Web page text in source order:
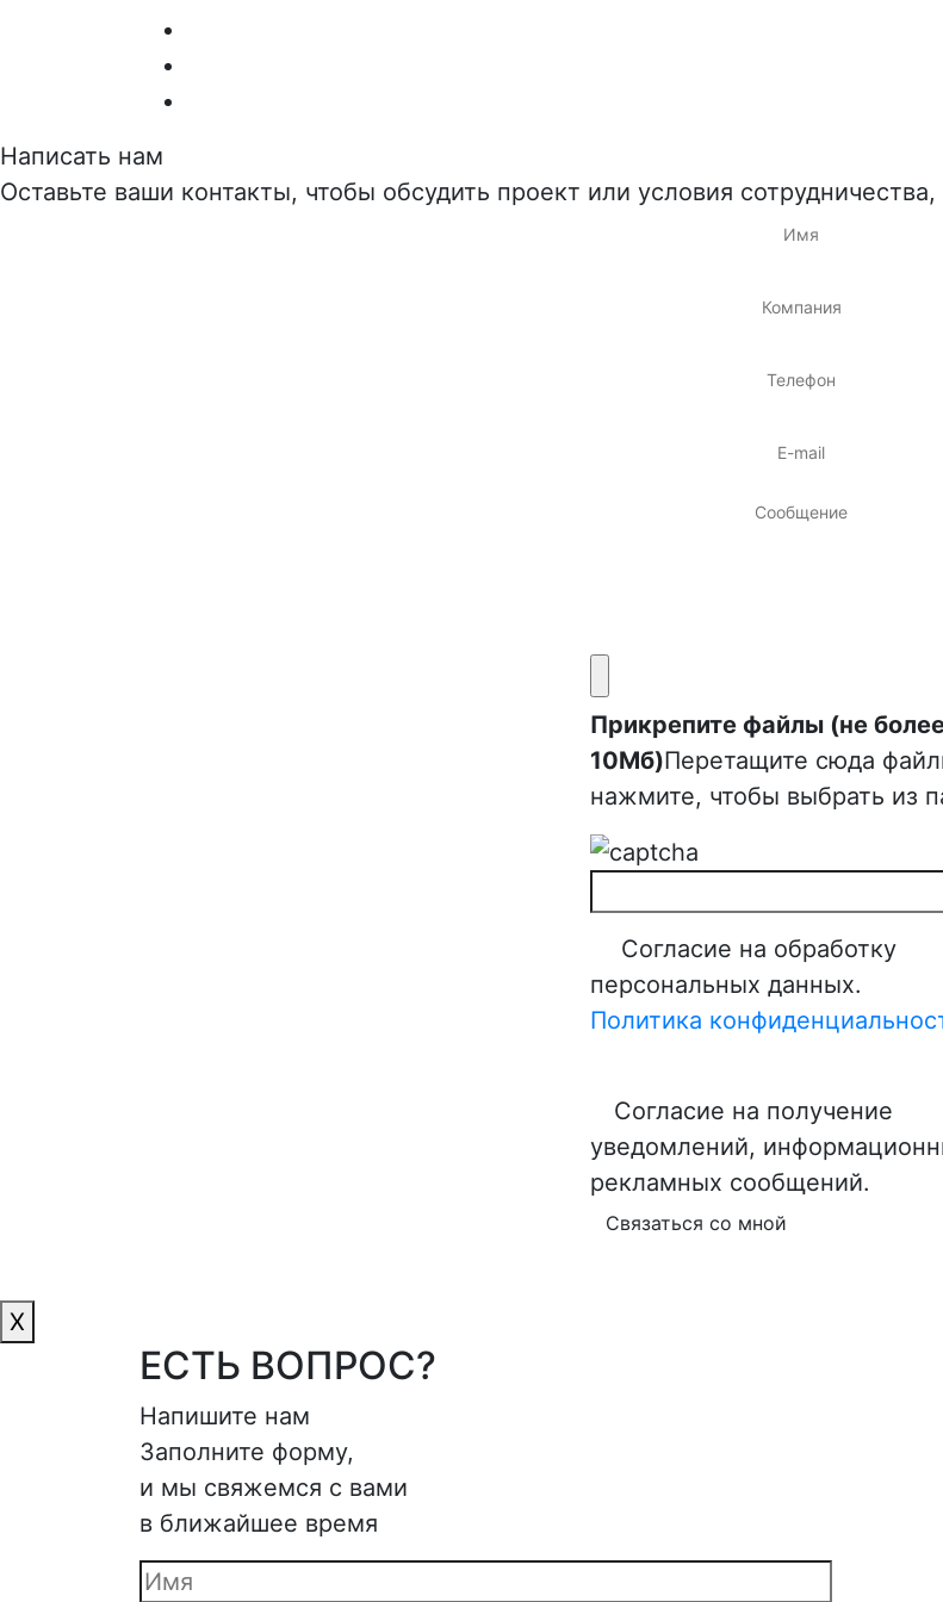
Написать нам
Оставьте ваши контакты, чтобы обсудить проект или условия
Прикрепите файлы (не
10Мб)Перетащите сюда
нажмите, чтобы выбрать из
Согласие на обработку
персональных данных.
Политика
Согласие на получение
уведомлений,
рекламных сообщений.
X
ЕСТЬ ВОПРОС?
Напишите нам
Заполните форму,
и мы свяжемся с вами
в ближайшее время